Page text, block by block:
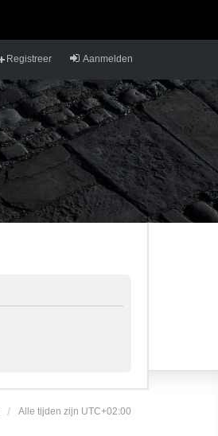
Aanmelden
Registreer
Alle tijden zijn UTC+02:00